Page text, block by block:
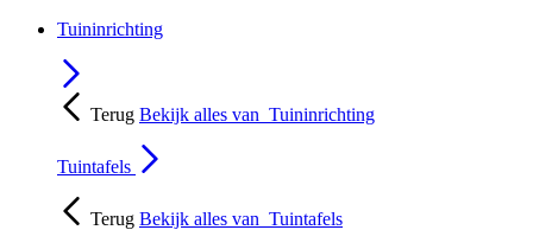
Tuininrichting
Terug Bekijk alles van Tuininrichting
Tuintafels
Terug Bekijk alles van Tuintafels